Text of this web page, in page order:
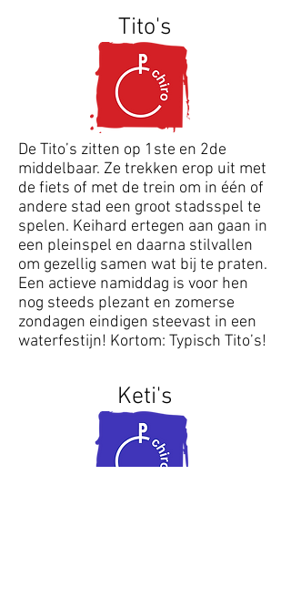
Tito's
De Tito’s zitten op 1ste en 2de
middelbaar. Ze trekken erop uit met
de fiets of met de trein om in één of
andere stad een groot stadsspel te
spelen. Keihard ertegen aan gaan in
een pleinspel en daarna stilvallen
om gezellig samen wat bij te praten.
Een actieve namiddag is voor hen
nog steeds plezant en zomerse
zondagen eindigen steevast in een
waterfestijn! Kortom: Typisch Tito’s!
Keti's